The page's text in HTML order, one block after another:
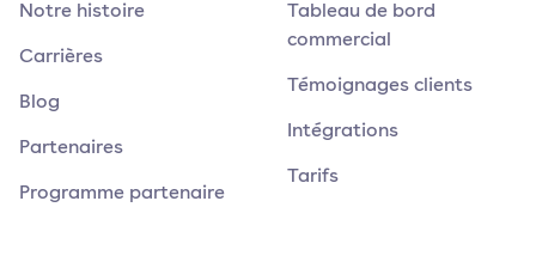
Notre histoire
Carrières
Blog
Partenaires
Programme partenaire
Tableau de bord
commercial
Témoignages clients
Intégrations
Tarifs